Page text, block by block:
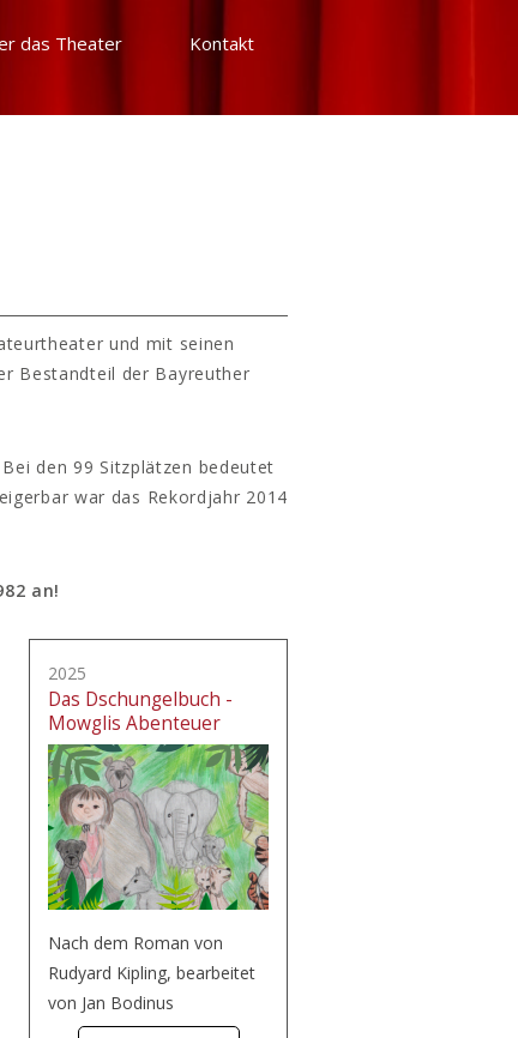
das Theater Kontakt
und mit seinen
Bestandteil der Bayreuther
den 99 Sitzplätzen bedeutet
war das Rekordjahr 2014
an!
2025
Das Dschungelbuch -
Mowglis Abenteuer
Nach dem Roman von
Rudyard Kipling, bearbeitet
von Jan Bodinus